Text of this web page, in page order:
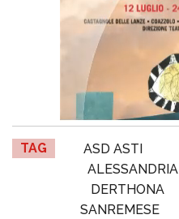
TAG ASD ASTI
ALESSANDRIA
DERTHONA
SANREMESE